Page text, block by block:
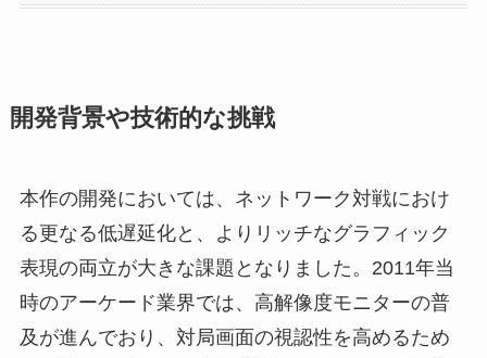
開発背景や技術的な挑戦
本作の開発においては、ネットワーク対戦におけ
る更なる低遅延化と、よりリッチなグラフィック
表現の両立が大きな課題となりました。2011年当
時のアーケード業界では、高解像度モニターの普
及が進んでおり、対局画面の視認性を高めるため